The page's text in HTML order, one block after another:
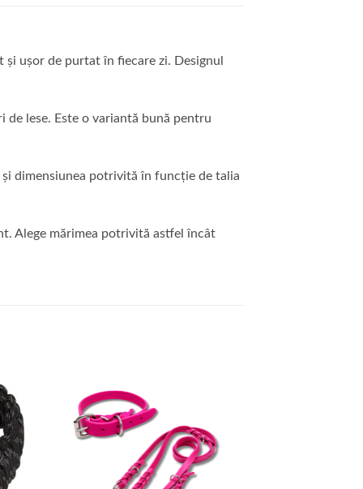
ușor de purtat în fiecare zi. Designul
lese. Este o variantă bună pentru
dimensiunea potrivită în funcție de talia
Alege mărimea potrivită astfel încât